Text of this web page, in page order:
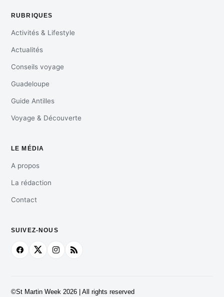
RUBRIQUES
Activités & Lifestyle
Actualités
Conseils voyage
Guadeloupe
Guide Antilles
Voyage & Découverte
LE MÉDIA
A propos
La rédaction
Contact
SUIVEZ-NOUS
©St Martin Week 2026 | All rights reserved